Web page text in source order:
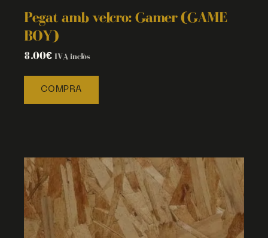
Pegat amb velcro: Gamer (GAME
BOY)
8.00€ IVA inclòs
COMPRA